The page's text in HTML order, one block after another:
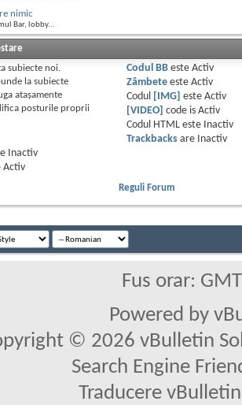
nimic
Bar, lobby...
subiecte noi.
la subiecte
ataşamente
posturile proprii
Codul BBeste Activ
Zâmbeteeste Activ
Codul
[IMG] este Activ
[VIDEO] code is Activ
Codul HTML este
Inactiv
Trackbacksare
Inactiv
Inactiv
Activ
Reguli Forum
Fus orar:
Powered by
© 2026 vBulletin
Search Engine
Traducere